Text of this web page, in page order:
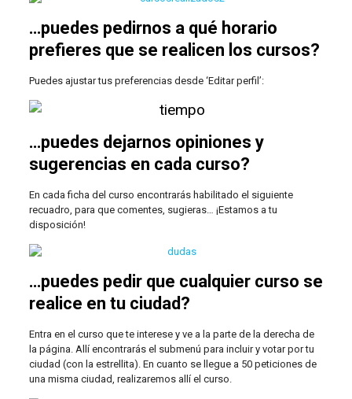
…puedes pedirnos a qué horario
prefieres que se realicen los cursos?
Puedes ajustar tus preferencias desde ‘Editar perfil’:
…puedes dejarnos opiniones y
sugerencias en cada curso?
En cada ficha del curso encontrarás habilitado el siguiente
recuadro, para que comentes, sugieras… ¡Estamos a tu
disposición!
…puedes pedir que cualquier curso se
realice en tu ciudad?
Entra en el curso que te interese y ve a la parte de la derecha de
la página. Allí encontrarás el submenú para incluir y votar por tu
ciudad (con la estrellita). En cuanto se llegue a 50 peticiones de
una misma ciudad, realizaremos allí el curso.